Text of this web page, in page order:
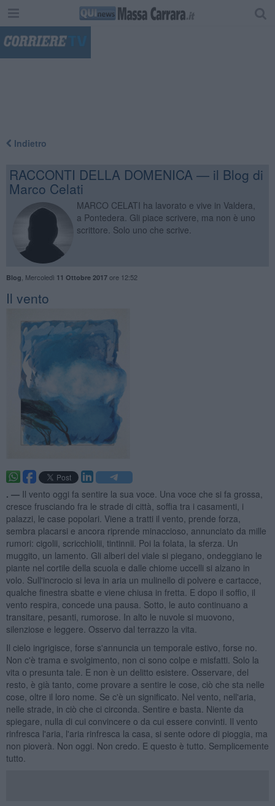
Indietro
RACCONTI DELLA DOMENICA — il Blog di
Marco Celati
MARCO CELATI ha lavorato e vive in Valdera,
a Pontedera. Gli piace scrivere, ma non è uno
scrittore. Solo uno che scrive.
Blog Mercoledì 11 Ottobre 2017ore 12:52
Il vento
. — Il vento oggi fa sentire la sua voce. Una voce che si fa grossa,
cresce frusciando fra le strade di città, soffia tra i casamenti, i
palazzi, le case popolari. Viene a tratti il vento, prende forza,
sembra placarsi e ancora riprende minaccioso, annunciato da mille
rumori: cigolii, scricchiolii, tintinnii. Poi la folata, la sferza. Un
muggito, un lamento. Gli alberi del viale si piegano, ondeggiano le
piante nel cortile della scuola e dalle chiome uccelli si alzano in
volo. Sull'incrocio si leva in aria un mulinello di polvere e cartacce,
qualche finestra sbatte e viene chiusa in fretta. E dopo il soffio, il
vento respira, concede una pausa. Sotto, le auto continuano a
transitare, pesanti, rumorose. In alto le nuvole si muovono,
silenziose e leggere. Osservo dal terrazzo la vita.
Il cielo ingrigisce, forse s'annuncia un temporale estivo, forse no.
Non c'è trama e svolgimento, non ci sono colpe e misfatti. Solo la
vita o presunta tale. E non è un delitto esistere. Osservare, del
resto, è già tanto, come provare a sentire le cose, ciò che sta nelle
cose, oltre il loro nome. Se c'è un significato. Nel vento, nell'aria,
nelle strade, in ciò che ci circonda. Sentire e basta. Niente da
spiegare, nulla di cui convincere o da cui essere convinti. Il vento
rinfresca l'aria, l'aria rinfresca la casa, si sente odore di pioggia, ma
non pioverà. Non oggi. Non credo. E questo è tutto. Semplicemente
tutto.